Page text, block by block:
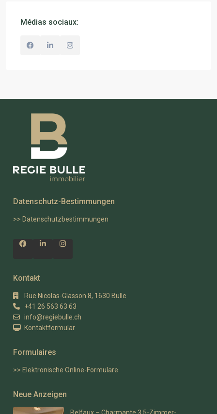
Médias sociaux:
Datenschutz-Bestimmungen
>> Datenschutz­bestimmungen
Kontakt
Rue Nicolas-Glasson 8, 1630 Bulle
+41 26 563 63 63
info@regiebulle.ch
Kontaktformular
Formulaires
>> Elektronische Online-Formulare
Neue Anzeigen